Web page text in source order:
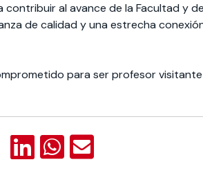
al avance de la Facultad y
de calidad y una estrecha
para ser profesor